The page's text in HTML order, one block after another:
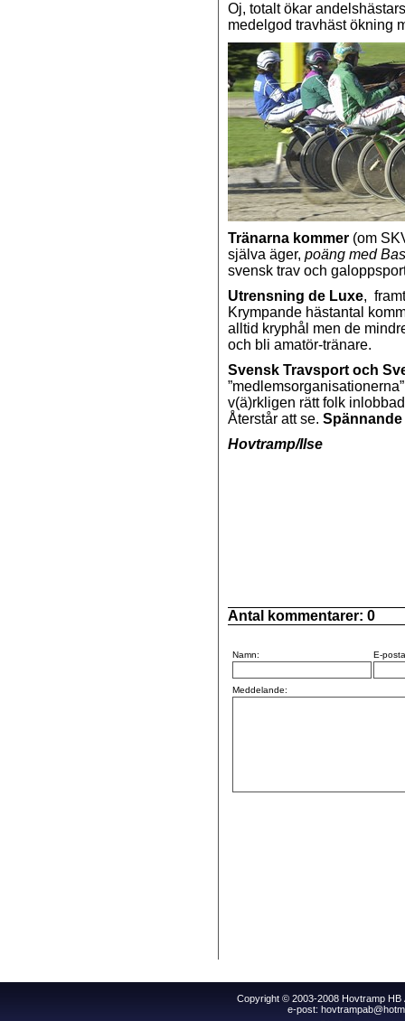
Oj, totalt ökar
medelgod travhäst ökning
Tränarna kommer (om
själva äger, poäng med
svensk trav och
Utrensning de Luxe,
Krympande hästantal
alltid kryphål men de
och bli amatör-tränare.
Svensk Travsport och
v(ä)rkligen rätt folk
Återstår att se.
Hovtramp/Ilse
Antal kommentarer: 0
Namn: E-
Meddelande:
Copyright © 2003-2008 Hovtramp HB
e-post: